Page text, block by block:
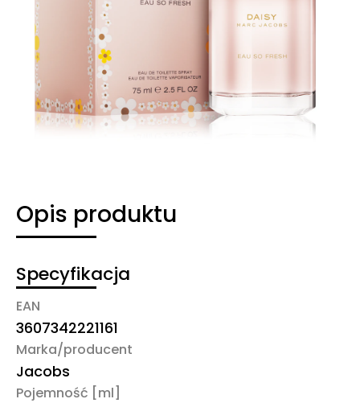
Opis produktu
Specyfikacja
EAN
3607342221161
Marka/producent
Jacobs
Pojemność [ml]